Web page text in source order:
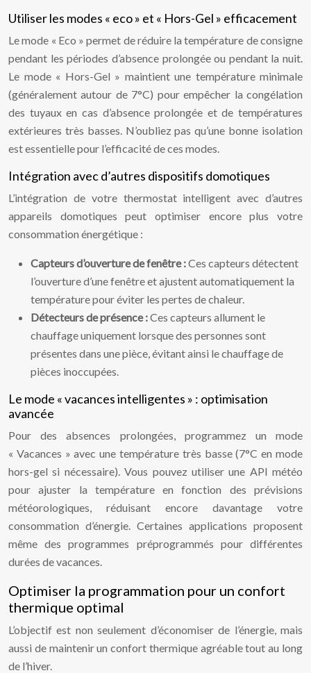
Utiliser les modes « eco » et « Hors-Gel » efficacement
Le mode « Eco » permet de réduire la température de consigne
pendant les périodes d’absence prolongée ou pendant la nuit.
Le mode « Hors-Gel » maintient une température minimale
(généralement autour de 7°C) pour empêcher la congélation
des tuyaux en cas d’absence prolongée et de températures
extérieures très basses. N’oubliez pas qu’une bonne isolation
est essentielle pour l’efficacité de ces modes.
Intégration avec d’autres dispositifs domotiques
L’intégration de votre thermostat intelligent avec d’autres
appareils domotiques peut optimiser encore plus votre
consommation énergétique :
Capteurs d’ouverture de fenêtre :Ces capteurs détectent
l’ouverture d’une fenêtre et ajustent automatiquement la
température pour éviter les pertes de chaleur.
Détecteurs de présence :Ces capteurs allument le
chauffage uniquement lorsque des personnes sont
présentes dans une pièce, évitant ainsi le chauffage de
pièces inoccupées.
Le mode « vacances intelligentes » : optimisation
avancée
Pour des absences prolongées, programmez un mode
« Vacances » avec une température très basse (7°C en mode
hors-gel si nécessaire). Vous pouvez utiliser une API météo
pour ajuster la température en fonction des prévisions
météorologiques, réduisant encore davantage votre
consommation d’énergie. Certaines applications proposent
même des programmes préprogrammés pour différentes
durées de vacances.
Optimiser la programmation pour un confort
thermique optimal
L’objectif est non seulement d’économiser de l’énergie, mais
aussi de maintenir un confort thermique agréable tout au long
de l’hiver.